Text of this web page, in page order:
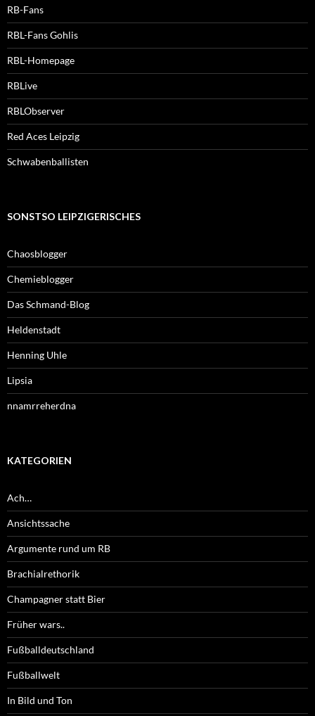
RB-Fans
RBL-Fans Gohlis
RBL-Homepage
RBLive
RBLObserver
Red Aces Leipzig
Schwabenballisten
SONSTSO LEIPZIGERISCHES
Chaosblogger
Chemieblogger
Das Schmand-Blog
Heldenstadt
Henning Uhle
Lipsia
nnamrreherdna
KATEGORIEN
Ach…
Ansichtssache
Argumente rund um RB
Brachialrethorik
Champagner statt Bier
Früher wars..
Fußballdeutschland
Fußballwelt
In Bild und Ton